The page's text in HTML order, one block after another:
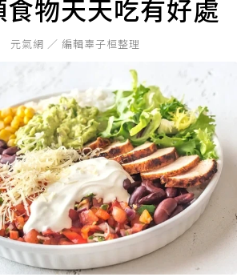
物天天吃有好處
元氣網 ／ 編輯辜子桓整理